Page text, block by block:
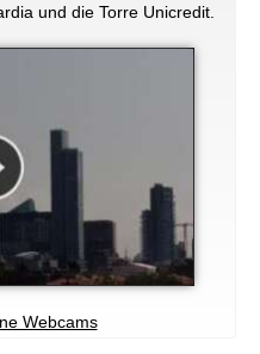
und die Torre Unicredit.
Webcams